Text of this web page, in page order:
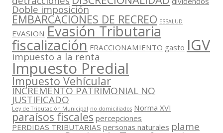
Doble imposición
EMBARCACIONES DE RECREO ESSALUD
EVASION Evasión Tributaria
fiscalización FRACCIONAMIENTO gasto IGV
impuesto a la renta
Impuesto Predial
Impuesto Vehícular
INCREMENTO PATRIMONIAL NO
JUSTIFICADO
Ley de Tributación Municipal no domiciliados Norma XVI
paraísos fiscales percepciones
PERDIDAS TRIBUTARIAS personas naturales plame